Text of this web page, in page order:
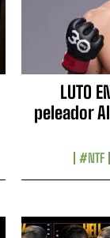
LUTO
peleador
#NTF